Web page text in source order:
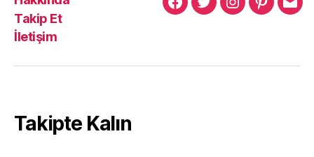
Takip Et
İletişim
MuratMuratMuratPinterest
Takipte Kalın